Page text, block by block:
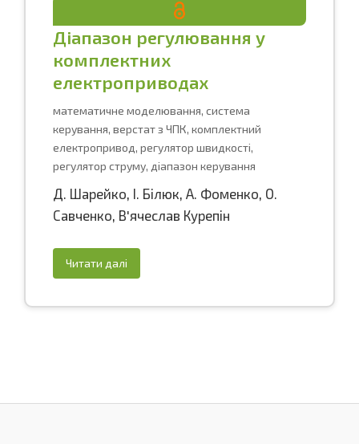
Діапазон регулювання у
комплектних
електроприводах
математичне моделювання, система
керування, верстат з ЧПК, комплектний
електропривод, регулятор швидкості,
регулятор струму, діапазон керування
Д. Шарейко, І. Білюк, А. Фоменко, О.
Савченко, В'ячеслав Курепін
Читати далі